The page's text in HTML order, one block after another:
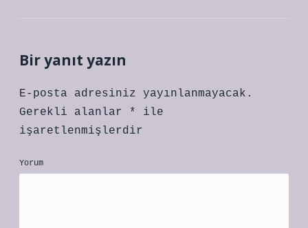
Bir yanıt yazın
E-posta adresiniz yayınlanmayacak.
Gerekli alanlar
*
ile
işaretlenmişlerdir
Yorum